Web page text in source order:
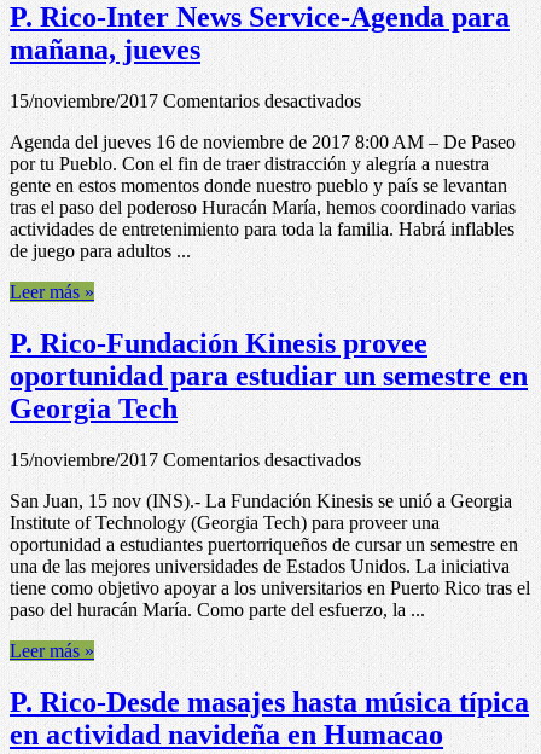
puertorriqueñidad
con
Casa
Abierta
y
participación
de
varios
artistas
P. Rico-Inter News Service-Agenda para
mañana, jueves
15/noviembre/2017 Comentarios desactivadosen
P.
Rico-
Inter
News
Service-
Agenda
para
mañana,
jueves
Agenda del jueves 16 de noviembre de 2017 8:00 AM – De Paseo
por tu Pueblo. Con el fin de traer distracción y alegría a nuestra
gente en estos momentos donde nuestro pueblo y país se levantan
tras el paso del poderoso Huracán María, hemos coordinado varias
actividades de entretenimiento para toda la familia. Habrá inflables
de juego para adultos ...
Leer más »
P. Rico-Fundación Kinesis provee
oportunidad para estudiar un semestre en
Georgia Tech
15/noviembre/2017 Comentarios desactivadosen
P.
Rico-
Fundación
Kinesis
provee
oportunidad
para
estudiar
un
semestre
en
Georgia
Tech
San Juan, 15 nov (INS).- La Fundación Kinesis se unió a Georgia
Institute of Technology (Georgia Tech) para proveer una
oportunidad a estudiantes puertorriqueños de cursar un semestre en
una de las mejores universidades de Estados Unidos. La iniciativa
tiene como objetivo apoyar a los universitarios en Puerto Rico tras el
paso del huracán María. Como parte del esfuerzo, la ...
Leer más »
P. Rico-Desde masajes hasta música típica
en actividad navideña en Humacao